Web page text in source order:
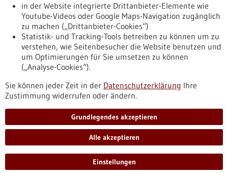
Wenn das eigene Immunsystem verrücktspielt
Molekulare Grundlagen einer neuartigen schweren
autoinflammatorischen Erkrankung entdeckt
Nach oben
Informiert bleiben
Newsletter abonnieren
in der Website integrierte Drittanbieter-Elemente wie
Youtube-Videos oder Google Maps-Navigation zugänglich
zu machen („Drittanbieter-Cookies“)
Statistik- und Tracking-Tools betreiben zu können um zu
verstehen, wie Seitenbesucher die Website benutzen und
um Optimierungen für Sie umsetzen zu können
(„Analyse-Cookies“).
Sie können jeder Zeit in der Datenschutzerklärung Ihre
Zustimmung widerrufen oder ändern.
Grundlegendes akzeptieren
Alle akzeptieren
Einstellungen